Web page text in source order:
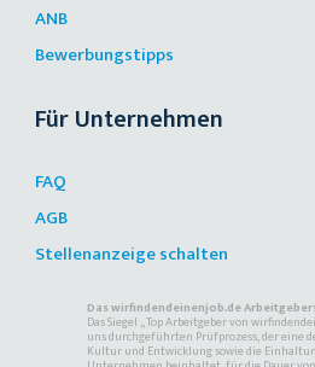
ANB
Bewerbungstipps
Für Unternehmen
FAQ
AGB
Stellenanzeige schalten
Das wirfindendeinenjob.de
Das Siegel „Top Arbeitgeber von
uns durchgeführten Prüfprozess, der eine
Kultur und Entwicklung sowie die